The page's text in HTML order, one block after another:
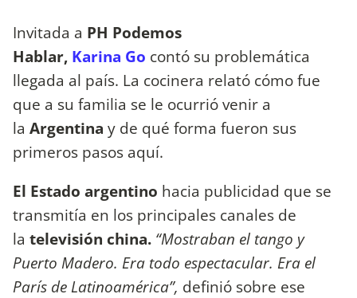
Invitada a PH Podemos
Hablar, Karina Go contó su problemática
llegada al país. La cocinera relató cómo fue
que a su familia se le ocurrió venir a
la Argentina y de qué forma fueron sus
primeros pasos aquí.
El Estado argentino hacia publicidad que se
transmitía en los principales canales de
la televisión china. “Mostraban el tango y
Puerto Madero. Era todo espectacular. Era el
París de Latinoamérica”, definió sobre ese